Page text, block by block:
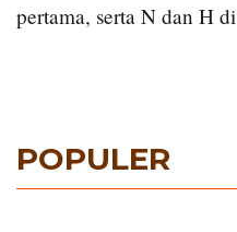
pertama, serta N dan H
POPULER